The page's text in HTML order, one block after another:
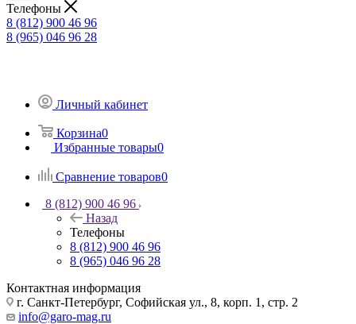
Телефоны
8 (812) 900 46 96
8 (965) 046 96 28
Личный кабинет
Корзина0
Избранные товары0
Сравнение товаров0
8 (812) 900 46 96
Назад
Телефоны
8 (812) 900 46 96
8 (965) 046 96 28
Контактная информация
г. Санкт-Петербург, Софийская ул., 8, корп. 1, стр. 2
info@garo-mag.ru